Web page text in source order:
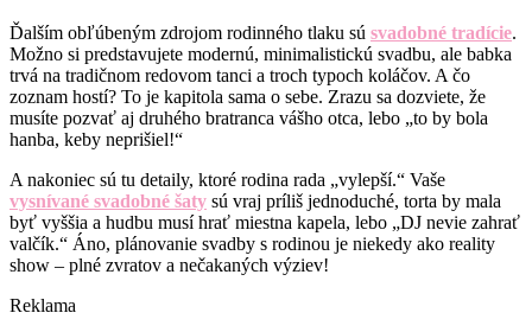
Ďalším obľúbeným zdrojom rodinného tlaku sú svadobné tradície.
Možno si predstavujete modernú, minimalistickú svadbu, ale babka
trvá na tradičnom redovom tanci a troch typoch koláčov. A čo
zoznam hostí? To je kapitola sama o sebe. Zrazu sa dozviete, že
musíte pozvať aj druhého bratranca vášho otca, lebo „to by bola
hanba, keby neprišiel!“
A nakoniec sú tu detaily, ktoré rodina rada „vylepší.“ Vaše
vysnívané svadobné šaty sú vraj príliš jednoduché, torta by mala
byť vyššia a hudbu musí hrať miestna kapela, lebo „DJ nevie zahrať
valčík.“ Áno, plánovanie svadby s rodinou je niekedy ako reality
show – plné zvratov a nečakaných výziev!
Reklama